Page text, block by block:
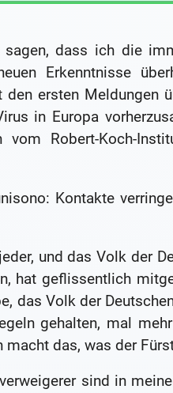
dass ich die
Erkenntnisse
ersten Meldungen
in Europa
vom Robert-Koch-
Kontakte
und das Volk der
hat geflissentlich
das Volk der
gehalten, mal
macht das, was der
sind in